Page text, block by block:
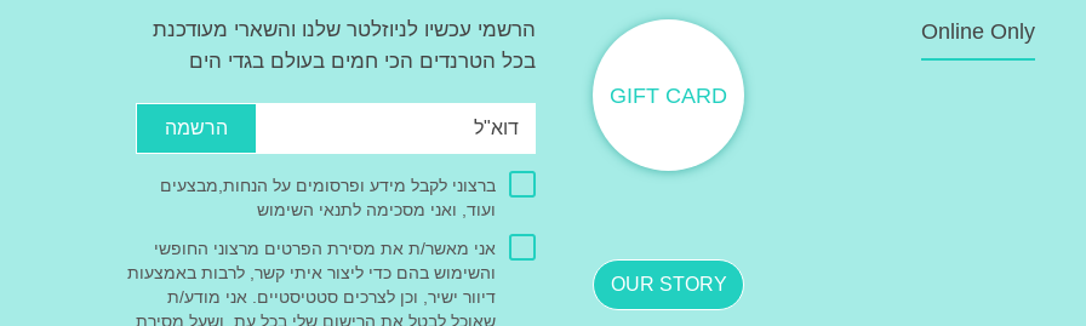
הרשמי עכשיו לניוזלטר שלנו והשארי מעודכנת
בכל הטרנדים הכי חמים בעולם בגדי הים
הרשמה
ברצוני לקבל מידע ופרסומים על הנחות,מבצעים
ועוד, ואני מסכימה לתנאי השימוש
אני מאשר/ת את מסירת הפרטים מרצוני החופשי
והשימוש בהם כדי ליצור איתי קשר, לרבות באמצעות
דיוור ישיר, וכן לצרכים סטטיסטיים. אני מודע/ת
שאוכל לבטל את הרישום שלי בכל עת, ושעל מסירת
Online Only
GIFT CARD
OUR STORY